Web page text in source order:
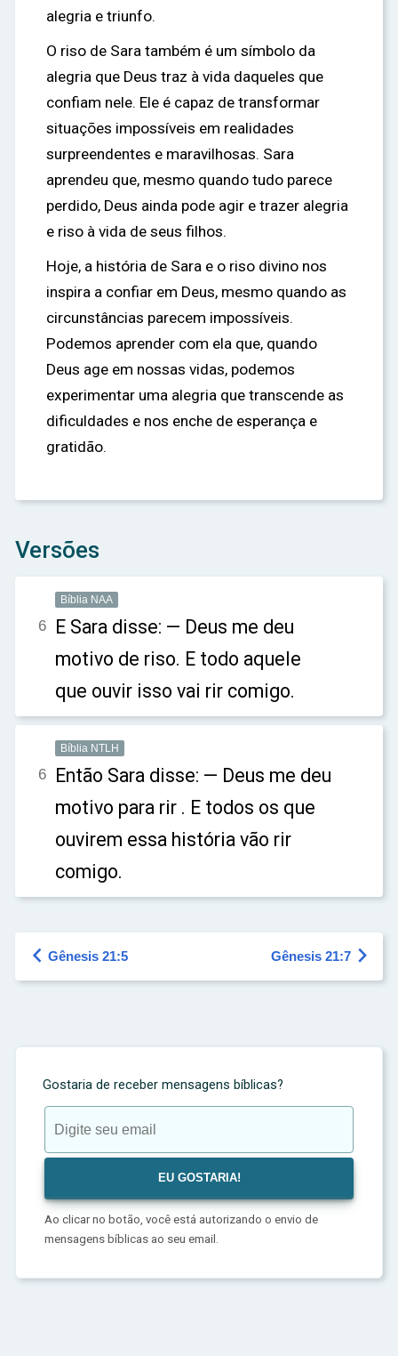
alegria e triunfo.
O riso de Sara também é um símbolo da
alegria que Deus traz à vida daqueles que
confiam nele. Ele é capaz de transformar
situações impossíveis em realidades
surpreendentes e maravilhosas. Sara
aprendeu que, mesmo quando tudo parece
perdido, Deus ainda pode agir e trazer alegria
e riso à vida de seus filhos.
Hoje, a história de Sara e o riso divino nos
inspira a confiar em Deus, mesmo quando as
circunstâncias parecem impossíveis.
Podemos aprender com ela que, quando
Deus age em nossas vidas, podemos
experimentar uma alegria que transcende as
dificuldades e nos enche de esperança e
gratidão.
Versões
Bíblia NAA
6 E Sara disse: — Deus me deu
motivo de riso. E todo aquele
que ouvir isso vai rir comigo.
Bíblia NTLH
6 Então Sara disse: — Deus me deu
motivo para rir . E todos os que
ouvirem essa história vão rir
comigo.
 Gênesis 21:5 Gênesis 21:7 
Gostaria de receber mensagens bíblicas?
Ao clicar no botão, você está autorizando o envio de
mensagens bíblicas ao seu email.